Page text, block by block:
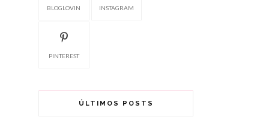
BLOGLOVIN INSTAGRAM
PINTEREST
ÚLTIMOS POSTS